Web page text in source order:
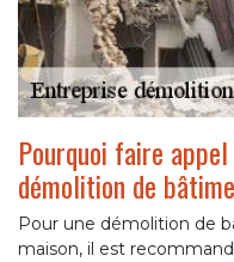
Pourquoi faire
démolition de
Pour une démolition de
maison, il est